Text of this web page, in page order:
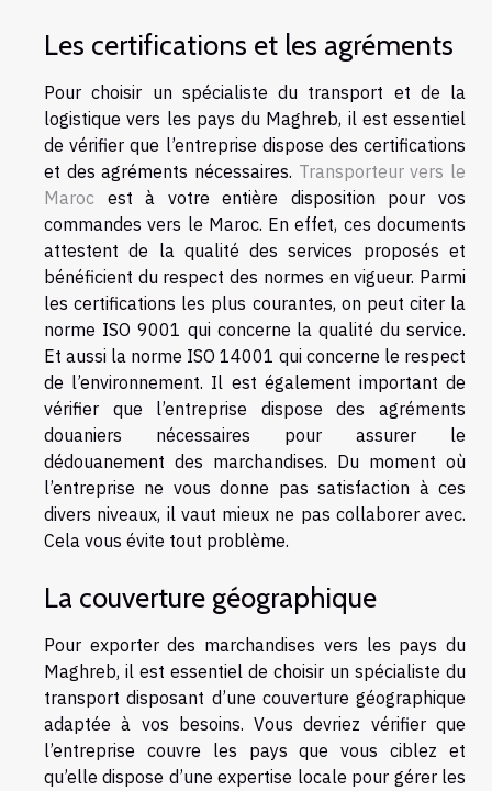
Les certifications et les agréments
Pour choisir un spécialiste du transport et de la
logistique vers les pays du Maghreb, il est essentiel
de vérifier que l’entreprise dispose des certifications
et des agréments nécessaires. Transporteur vers le
Maroc est à votre entière disposition pour vos
commandes vers le Maroc. En effet, ces documents
attestent de la qualité des services proposés et
bénéficient du respect des normes en vigueur. Parmi
les certifications les plus courantes, on peut citer la
norme ISO 9001 qui concerne la qualité du service.
Et aussi la norme ISO 14001 qui concerne le respect
de l’environnement. Il est également important de
vérifier que l’entreprise dispose des agréments
douaniers nécessaires pour assurer le
dédouanement des marchandises. Du moment où
l’entreprise ne vous donne pas satisfaction à ces
divers niveaux, il vaut mieux ne pas collaborer avec.
Cela vous évite tout problème.
La couverture géographique
Pour exporter des marchandises vers les pays du
Maghreb, il est essentiel de choisir un spécialiste du
transport disposant d’une couverture géographique
adaptée à vos besoins. Vous devriez vérifier que
l’entreprise couvre les pays que vous ciblez et
qu’elle dispose d’une expertise locale pour gérer les